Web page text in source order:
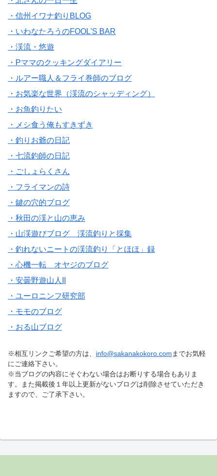
・信州イワナ釣りBLOG
・いわなたろうのFOOL'S BAR
・渓流・悠遊
・Pママのクッキングダイアリー
・ルアー職人＆フライ巻師のブログ
・お気楽な世界（渓流のシャッディング）
・お魚釣りたい
・メシ食う俺もすきずき
・釣りお爺の日記
・七流釣師の日記
・ごしょらくさん
・フライマンの詩
・鍵の穴的ブログ
・秋田の渓と山の恵み
・山渓遊びブログ 渓流釣りと採集
・釣れないニートの渓流釣り「とほほ」録
・心機一転 オヤジのブログ
・安曇野遊山人II
・ユーロニンフ研究部
・モモのブログ
・おる山ブログ
※相互リンクご希望の方は、 info@sakanakokoro.com までお気軽
にご連絡下さい。
※当ブログの内容にそぐわない場合はお断りする場合もありま
す。また掲載後１年以上更新がないブログは削除させていただき
ますので、ご了承下さい。